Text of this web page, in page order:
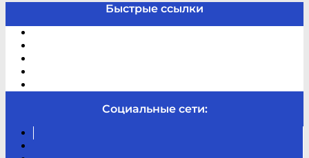
Быстрые ссылки
Социальные сети: